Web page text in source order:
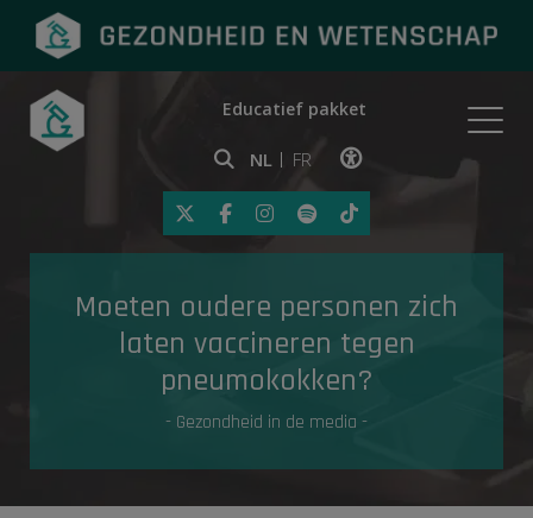
Onderwerpen
Gezondheid in de media
Educatief pakket
NL FR
Klik op deze link om
Moeten oudere personen zich
laten vaccineren tegen
pneumokokken?
- Gezondheid in de media -